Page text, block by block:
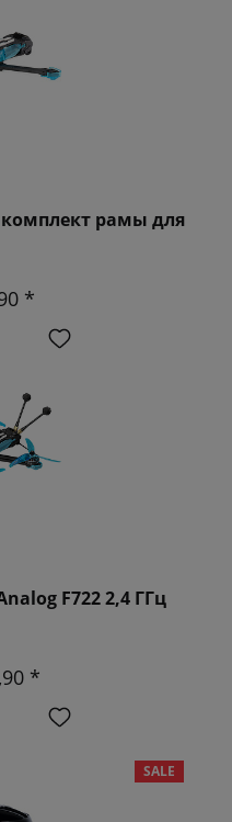
комплект рамы для
*
F722 2,4 ГГц
*
SALE